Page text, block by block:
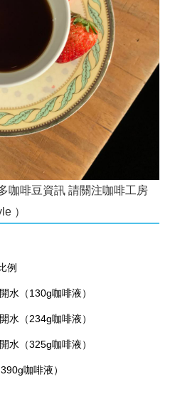
咖啡豆資訊 請關注咖啡工房
）
例
水（130g咖啡液）
水（234g咖啡液）
水（325g咖啡液）
咖啡液）